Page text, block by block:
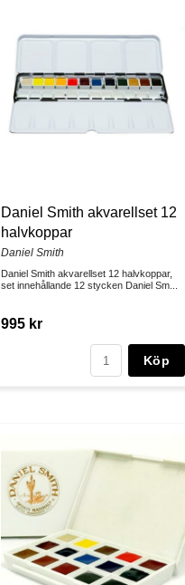
Daniel Smith akvarellset 12
halvkoppar
Daniel Smith
Daniel Smith akvarellset 12 halvkoppar,
set innehållande 12 stycken Daniel Sm...
995 kr
Köp